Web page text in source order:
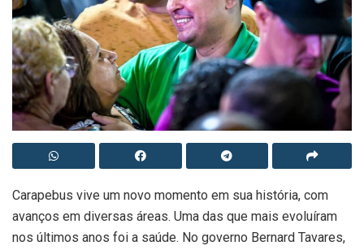
Carapebus vive um novo momento em sua história, com
avanços em diversas áreas. Uma das que mais evoluíram
nos últimos anos foi a saúde. No governo Bernard Tavares,